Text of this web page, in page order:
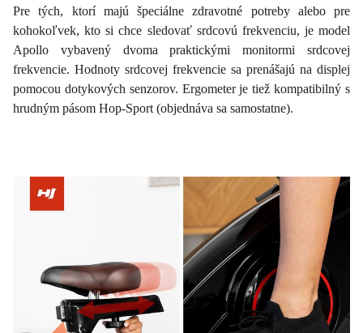
Pre tých, ktorí majú špeciálne zdravotné potreby alebo pre
kohokoľvek, kto si chce sledovať srdcovú frekvenciu, je model
Apollo vybavený dvoma praktickými monitormi srdcovej
frekvencie. Hodnoty srdcovej frekvencie sa prenášajú na displej
pomocou dotykových senzorov. Ergometer je tiež kompatibilný s
hrudným pásom Hop-Sport (objednáva sa samostatne).